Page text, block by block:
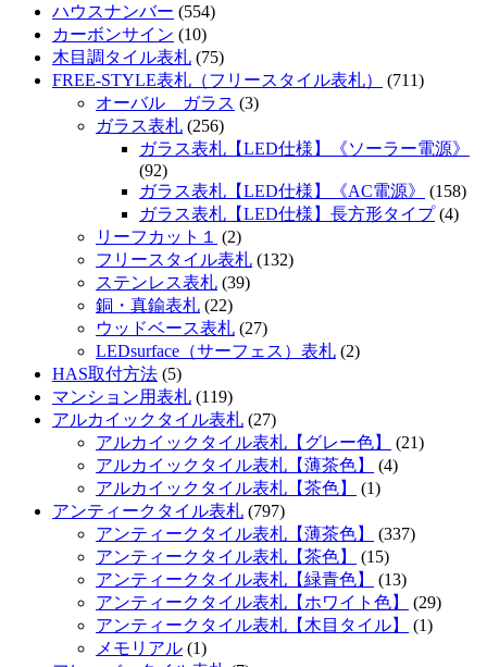
ハウスナンバー (554)
カーボンサイン (10)
木目調タイル表札 (75)
FREE-STYLE表札（フリースタイル表札）
(711)
オーバル ガラス (3)
ガラス表札 (256)
ガラス表札【LED仕様】《ソーラー電源》
(92)
ガラス表札【LED仕様】《AC電源》
(158)
ガラス表札【LED仕様】長方形タイプ(4)
リーフカット１
(2)
フリースタイル表札 (132)
ステンレス表札 (39)
銅・真鍮表札 (22)
ウッドベース表札 (27)
LEDsurface（サーフェス）表札 (2)
HAS取付方法 (5)
マンション用表札 (119)
アルカイックタイル表札 (27)
アルカイックタイル表札【グレー色】
(21)
アルカイックタイル表札【薄茶色】
(4)
アルカイックタイル表札【茶色】
(1)
アンティークタイル表札 (797)
アンティークタイル表札【薄茶色】
(337)
アンティークタイル表札【茶色】
(15)
アンティークタイル表札【緑青色】
(13)
アンティークタイル表札【ホワイト色】
(29)
アンティークタイル表札【木目タイル】
(1)
メモリアル (1)